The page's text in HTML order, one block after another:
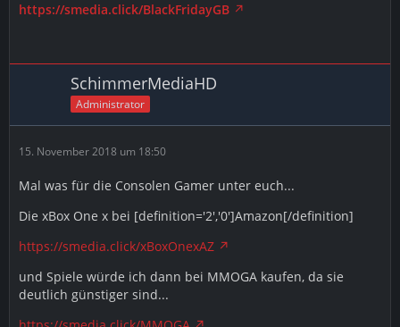
https://smedia.click/BlackFridayGB
SchimmerMediaHD
Administrator
15. November 2018 um 18:50
Mal was für die Consolen Gamer unter euch...
Die xBox One x bei [definition='2','0']Amazon[/definition]
https://smedia.click/xBoxOnexAZ
und Spiele würde ich dann bei MMOGA kaufen, da sie
deutlich günstiger sind...